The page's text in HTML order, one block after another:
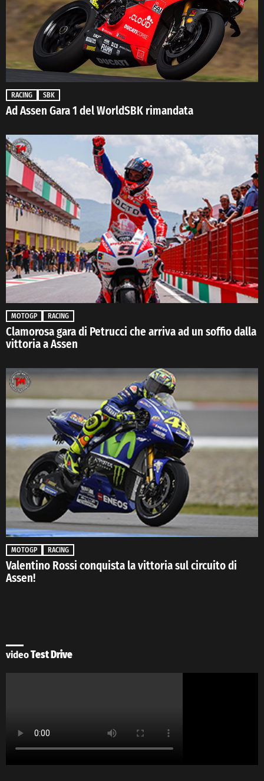
RACING SBK
Ad Assen Gara 1 del WorldSBK rimandata
MOTOGP RACING
Clamorosa gara di Petrucci che arriva ad un soffio dalla
vittoria a Assen
MOTOGP RACING
Valentino Rossi conquista la vittoria sul circuito di
Assen!
videoTest Drive